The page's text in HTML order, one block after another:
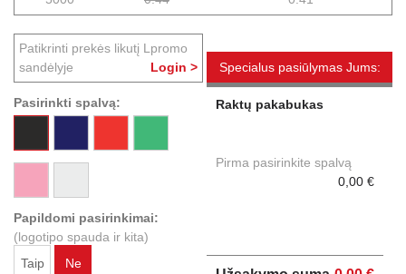
Patikrinti prekės likutį Lpromo
sandėlyje
Login >
Pasirinkti spalvą:
Papildomi pasirinkimai:
(logotipo spauda ir kita)
Taip
Ne
Specialus pasiūlymas Jums:
Raktų pakabukas
Pirma pasirinkite spalvą
0,00 €